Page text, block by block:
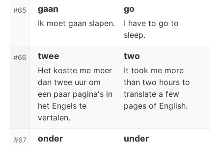
#65 gaan go
Ik moet gaan slapen.
I have to go to
sleep.
#66 twee two
Het kostte me meer
dan twee uur om
een paar pagina's in
het Engels te
vertalen.
It took me more
than two hours to
translate a few
pages of English.
#67 onder under